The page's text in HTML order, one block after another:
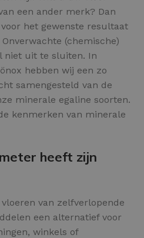
een ander merk? Dan
het gewenste resultaat
(chemische)
niet uit te sluiten. In
hebben wij een zo
samengesteld van de
minerale egaline soorten.
kenmerken van minerale
heeft zijn
van zelfverlopende
een alternatief voor
winkels of